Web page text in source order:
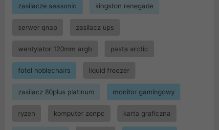
zasilacze seasonic kingston renegade
serwer qnap zasilacz ups
wentylator 120mm argb pasta arctic
fotel noblechairs liquid freezer
zasilacz 80plus platinum monitor gamingowy
ryzen komputer zenpc karta graficzna